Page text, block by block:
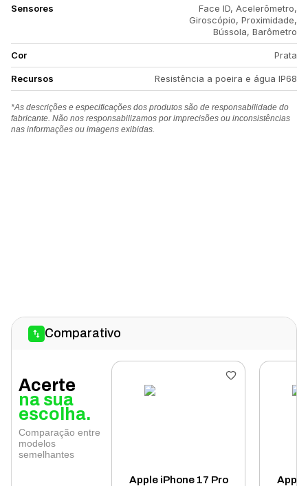
Sensores
Face ID, Acelerômetro,
Giroscópio, Proximidade,
Bússola, Barômetro
Cor Prata
Recursos Resistência a poeira e água IP68
*As descrições e especificações dos produtos são de responsabilidade do
fabricante. Não nos responsabilizamos por imprecisões ou inconsistências
nas informações ou imagens exibidas.
Comparativo
Acerte
na sua
escolha.
Comparação entre
modelos
semelhantes
Apple iPhone 17 Pro
Apple